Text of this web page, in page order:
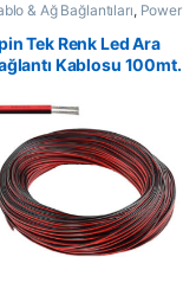
& Ağ Bağlantıları, Power
Tek Renk Led
Tek Renk Led Ara
Kablosu 100mt.